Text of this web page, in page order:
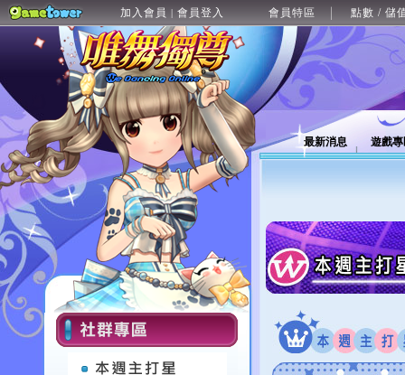
加入會員 | 會員登入 會員特區 點數 / 儲
最新消息 遊戲